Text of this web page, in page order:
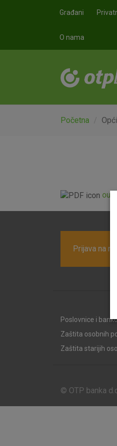
Građani
O nama
Početna
ou-
Prijava na
Poslovnice i
Zaštita osobnih
Zaštita starijih
© OTP banka